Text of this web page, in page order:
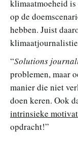
klimaatmoeheid is
op de
hebben. Juist
“Solutions
problemen, maar
manier die niet
doen keren. Ook
intrinsieke
opdracht!”